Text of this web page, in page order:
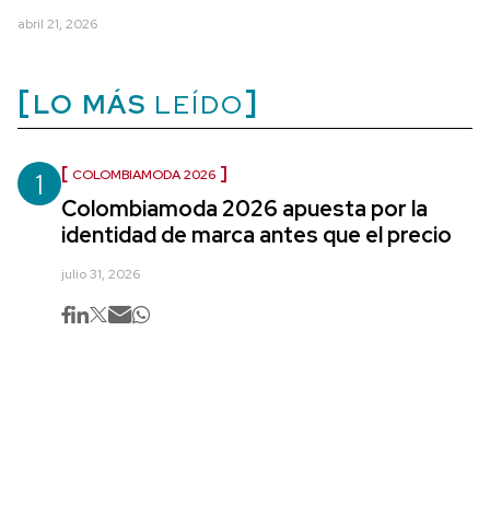
abril 21, 2026
LO MÁS LEÍDO
1 COLOMBIAMODA 2026
Colombiamoda 2026 apuesta por la
identidad de marca antes que el precio
julio 31, 2026